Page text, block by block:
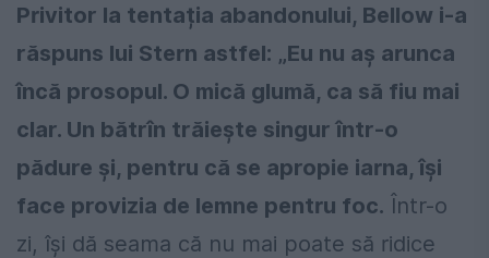
Privitor la tentația abandonului, Bellow i-a
răspuns lui Stern astfel: „Eu nu aş arunca
încă prosopul. O mică glumă, ca să fiu mai
clar. Un bătrîn trăieşte singur într-o
pădure şi, pentru că se apropie iarna, îşi
face provizia de lemne pentru foc. Într-o
zi, îşi dă seama că nu mai poate să ridice